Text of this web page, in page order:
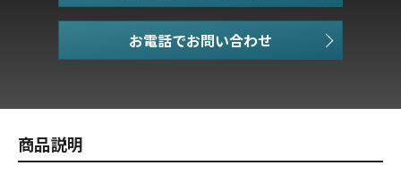
お電話でお問い合わせ
商品説明